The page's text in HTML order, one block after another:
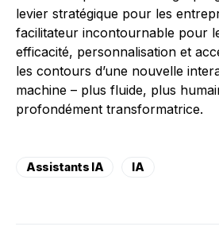
levier stratégique pour les
facilitateur incontournable pour
efficacité, personnalisation et
les contours d’une nouvelle
machine – plus fluide, plus
profondément transformatrice.
Assistants IA IA